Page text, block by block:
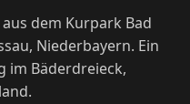
dem Kurpark Bad
Niederbayern. Ein
im Bäderdreieck,